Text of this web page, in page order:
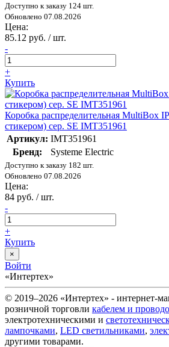
Доступно к заказу 124 шт.
Обновлено 07.08.2026
Цена:
85.12 руб. / шт.
-
+
Купить
Коробка распределительная MultiBox
стикером) сер. SE IMT351961
Артикул: IMT351961
Бренд:
Systeme Electric
Доступно к заказу 182 шт.
Обновлено 07.08.2026
Цена:
84 руб. / шт.
-
+
Купить
×
Войти
«Интертех»
© 2019–2026 «Интертех» - интернет-
розничной торговли кабелем и
электротехническими и
лампочками, LED светильниками,
другими товарами.